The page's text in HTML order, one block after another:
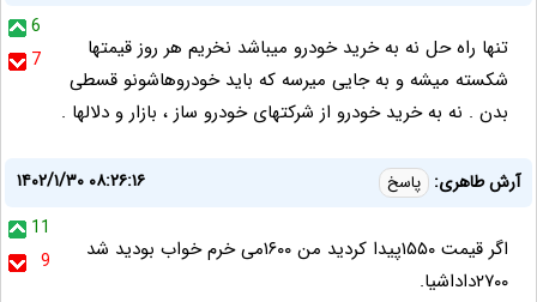
6
7
تنها راه حل نه به خرید خودرو میباشد نخریم هر روز قیمتها
شکسته میشه و به جایی میرسه که باید خودروهاشونو قسطی
بدن . نه به خرید خودرو از شرکتهای خودرو ساز ، بازار و دلالها .
آرش طاهری: پاسخ
۱۴۰۲/۱/۳۰ ۰۸:۲۶:۱۶
11
9
اگر قیمت ۱۵۵۰پیدا کردید من ۱۶۰۰می خرم خواب بودید شد
۲۷۰۰داداشیا.